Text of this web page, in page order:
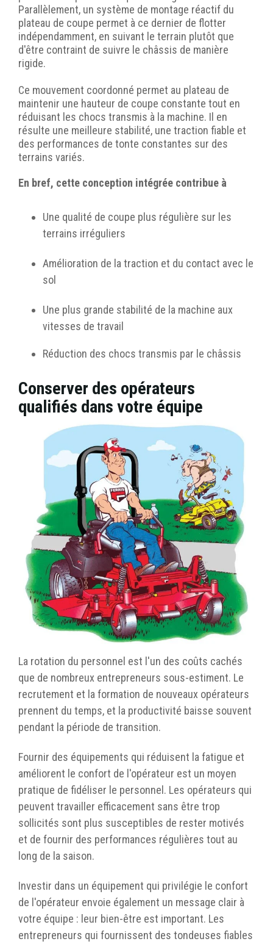
Parallèlement, un système de montage réactif du
plateau de coupe permet à ce dernier de flotter
indépendamment, en suivant le terrain plutôt que
d'être contraint de suivre le châssis de manière
rigide.
Ce mouvement coordonné permet au plateau de
maintenir une hauteur de coupe constante tout en
réduisant les chocs transmis à la machine. Il en
résulte une meilleure stabilité, une traction fiable et
des performances de tonte constantes sur des
terrains variés.
En bref, cette conception intégrée contribue à
Une qualité de coupe plus régulière sur les
terrains irréguliers
Amélioration de la traction et du contact avec le
sol
Une plus grande stabilité de la machine aux
vitesses de travail
Réduction des chocs transmis par le châssis
Conserver des opérateurs
qualifiés dans votre équipe
La rotation du personnel est l'un des coûts cachés
que de nombreux entrepreneurs sous-estiment. Le
recrutement et la formation de nouveaux opérateurs
prennent du temps, et la productivité baisse souvent
pendant la période de transition.
Fournir des équipements qui réduisent la fatigue et
améliorent le confort de l'opérateur est un moyen
pratique de fidéliser le personnel. Les opérateurs qui
peuvent travailler efficacement sans être trop
sollicités sont plus susceptibles de rester motivés
et de fournir des performances régulières tout au
long de la saison.
Investir dans un équipement qui privilégie le confort
de l'opérateur envoie également un message clair à
votre équipe : leur bien-être est important. Les
entrepreneurs qui fournissent des tondeuses fiables